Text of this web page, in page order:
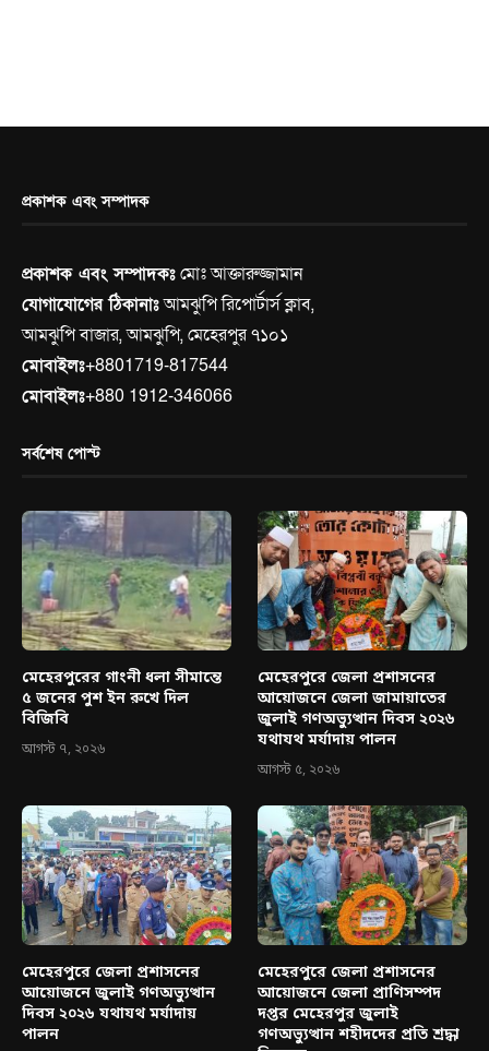
প্রকাশক এবং সম্পাদক
প্রকাশক এবং সম্পাদকঃমোঃ আক্তারুজ্জামান
যোগাযোগের ঠিকানাঃআমঝুপি রিপোর্টার্স ক্লাব,
আমঝুপি বাজার, আমঝুপি, মেহেরপুর ৭১০১
মোবাইলঃ+8801719-817544
মোবাইলঃ+880 1912-346066
সর্বশেষ পোস্ট
মেহেরপুরের গাংনী ধলা সীমান্তে
৫ জনের পুশ ইন রুখে দিল
বিজিবি
আগস্ট ৭, ২০২৬
মেহেরপুরে জেলা প্রশাসনের
আয়োজনে জেলা জামায়াতের
জুলাই গণঅভ্যুত্থান দিবস ২০২৬
যথাযথ মর্যাদায় পালন
আগস্ট ৫, ২০২৬
মেহেরপুরে জেলা প্রশাসনের
আয়োজনে জুলাই গণঅভ্যুত্থান
দিবস ২০২৬ যথাযথ মর্যাদায়
পালন
মেহেরপুরে জেলা প্রশাসনের
আয়োজনে জেলা প্রাণিসম্পদ
দপ্তর মেহেরপুর জুলাই
গণঅভ্যুত্থান শহীদদের প্রতি শ্রদ্ধা